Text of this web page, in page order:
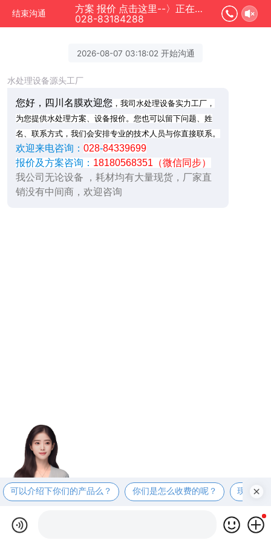
结束沟通
方案 报价 点击这里--〉正在为您服务
028-83184288
2026-08-07 03:18:02 开始沟通
水处理设备源头工厂
您好，四川名膜欢迎您 ，我司水处理设备实力工厂，
为您提供水处理方案、设备报价。您也可以留下问题、姓
名、联系方式，我们会安排专业的技术人员与你直接联系。
欢迎来电咨询： 028-84339699
报价及方案咨询： 18180568351（微信同步）
我公司无论设备 ，耗材均有大量现货，厂家直
销没有中间商，欢迎咨询
可以介绍下你们的产品么？ 你们是怎么收费的呢？ 现在有